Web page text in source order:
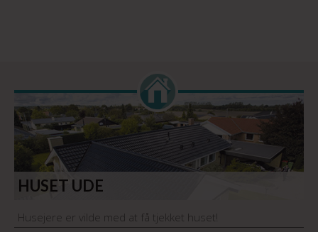
HUSET UDE
Husejere er vilde med at få tjekket huset!